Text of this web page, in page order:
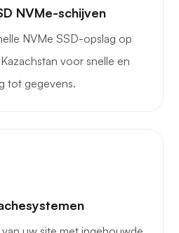
NVMe-schijven
NVMe SSD-opslag op
voor snelle en
tot gegevens.